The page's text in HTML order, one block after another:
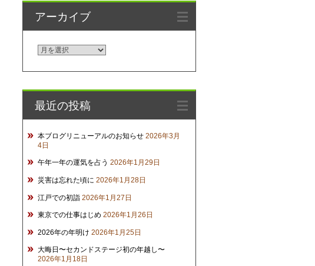
アーカイブ
ア
イ
ブ
最近の投稿
本ブログリニューアルのお知らせ 2026年3月
4日
午年一年の運気を占う 2026年1月29日
災害は忘れた頃に 2026年1月28日
江戸での初詣 2026年1月27日
東京での仕事はじめ 2026年1月26日
2026年の年明け 2026年1月25日
大晦日〜セカンドステージ初の年越し〜
2026年1月18日